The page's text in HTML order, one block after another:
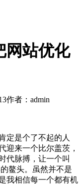
网站优化
作者：admin
是个了不起的人
迎来一个比尔盖茨，
代脉搏，让一个叫
鳌头。虽然并不是
我相信每一个都有机